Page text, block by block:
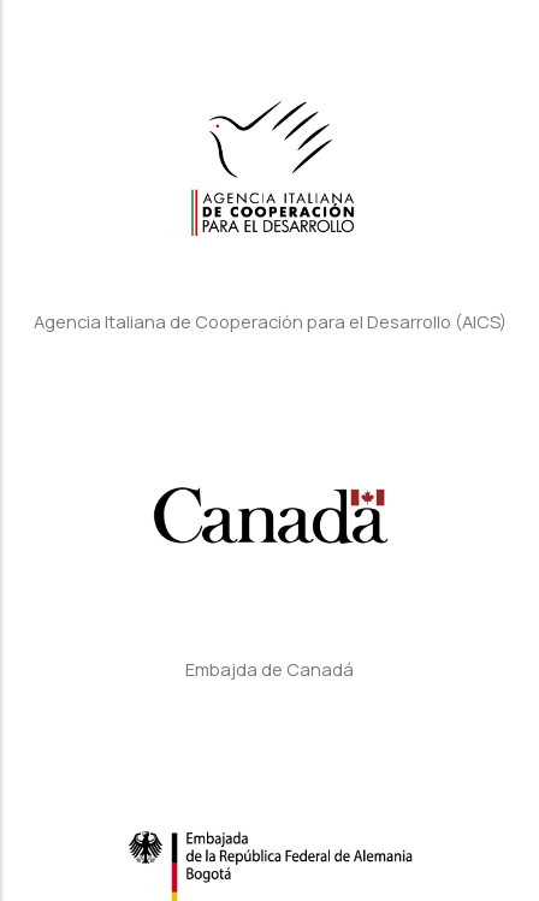
Agencia Italiana de Cooperación para el Desarrollo (AICS)
Embajda de Canadá